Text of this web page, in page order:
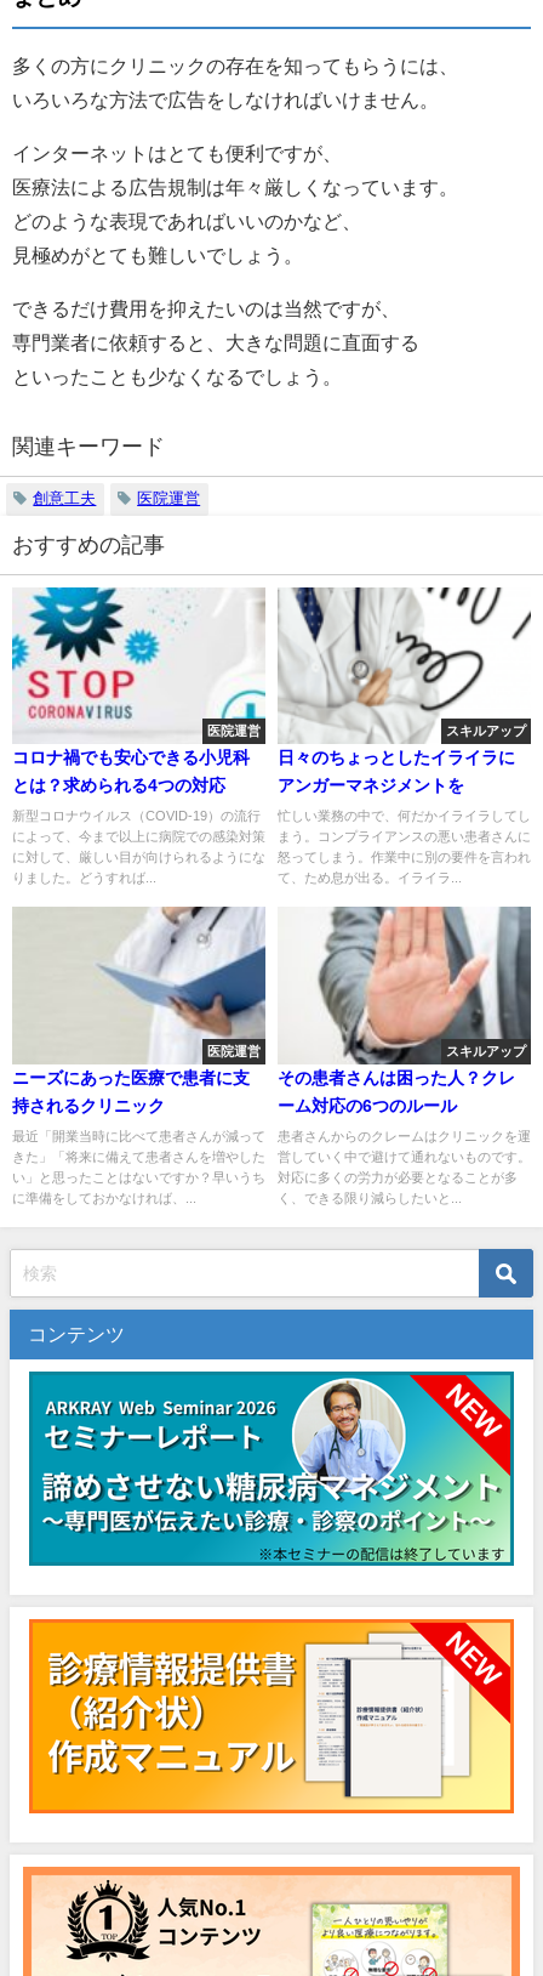
多くの方にクリニックの存在を知ってもらうには、
いろいろな方法で広告をしなければいけません。
インターネットはとても便利ですが、
医療法による広告規制は年々厳しくなっています。
どのような表現であればいいのかなど、
見極めがとても難しいでしょう。
できるだけ費用を抑えたいのは当然ですが、
専門業者に依頼すると、大きな問題に直面する
といったことも少なくなるでしょう。
関連キーワード
創意工夫 医院運営
おすすめの記事
医院運営
コロナ禍でも安心できる小児科
とは？求められる4つの対応
新型コロナウイルス（COVID-19）の流行
によって、今まで以上に病院での感染対策
に対して、厳しい目が向けられるようにな
りました。どうすれば...
スキルアップ
日々のちょっとしたイライラに
アンガーマネジメントを
忙しい業務の中で、何だかイライラしてし
まう。コンプライアンスの悪い患者さんに
怒ってしまう。作業中に別の要件を言われ
て、ため息が出る。イライラ...
医院運営
ニーズにあった医療で患者に支
持されるクリニック
最近「開業当時に比べて患者さんが減って
きた」「将来に備えて患者さんを増やした
い」と思ったことはないですか？早いうち
に準備をしておかなければ、...
スキルアップ
その患者さんは困った人？クレ
ーム対応の6つのルール
患者さんからのクレームはクリニックを運
営していく中で避けて通れないものです。
対応に多くの労力が必要となることが多
く、できる限り減らしたいと...
コンテンツ